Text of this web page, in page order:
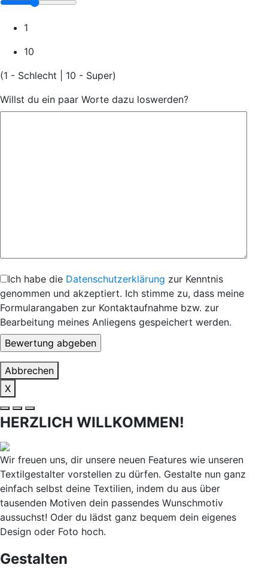
1
10
(1 - Schlecht | 10 - Super)
Willst du ein paar Worte dazu loswerden?
Ich habe die Datenschutzerklärung zur Kenntnis
genommen und akzeptiert. Ich stimme zu, dass meine
Formularangaben zur Kontaktaufnahme bzw. zur
Bearbeitung meines Anliegens gespeichert werden.
Abbrechen
X
HERZLICH WILLKOMMEN!
Wir freuen uns, dir unsere neuen Features wie unseren
Textilgestalter vorstellen zu dürfen. Gestalte nun ganz
einfach selbst deine Textilien, indem du aus über
tausenden Motiven dein passendes Wunschmotiv
aussuchst! Oder du lädst ganz bequem dein eigenes
Design oder Foto hoch.
Gestalten